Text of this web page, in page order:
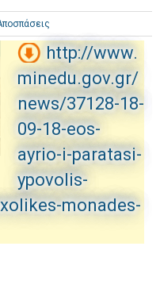
http://www.
minedu.gov.gr/
news/37128-18-
09-18-eos-
ayrio-i-paratasi-
ypovolis-
monades-